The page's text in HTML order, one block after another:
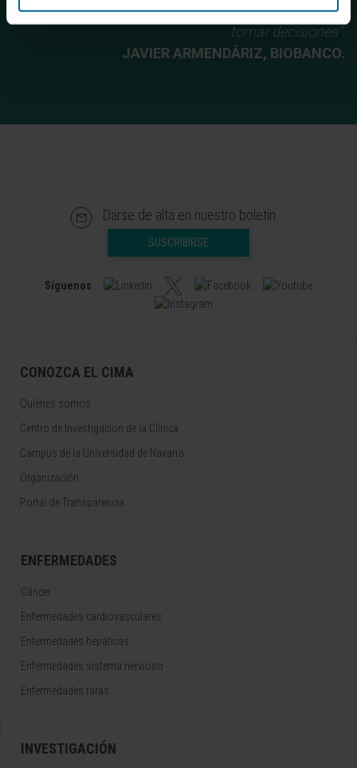
convierten en potentes fuentes de información para
tomar decisiones".
JAVIER ARMENDÁRIZ, BIOBANCO.
Darse de alta en nuestro boletín
SUSCRIBIRSE
Síguenos
CONOZCA EL CIMA
Quiénes somos
Centro de Investigacion de la Clínica
Campus de la Universidad de Navarra
Organización
Portal de Transparencia
ENFERMEDADES
Cáncer
Enfermedades cardiovasculares
Enfermedades hepáticas
Enfermedades sistema nervioso
Enfermedades raras
INVESTIGACIÓN